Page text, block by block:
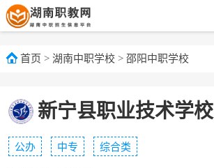
首页 > 湖南中职学校 > 邵阳中职学校
新宁县职业技术学校
公办 中专 综合类